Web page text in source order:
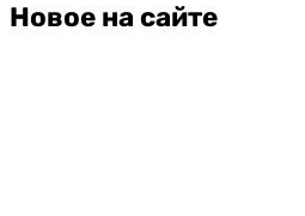
Новое на сайте